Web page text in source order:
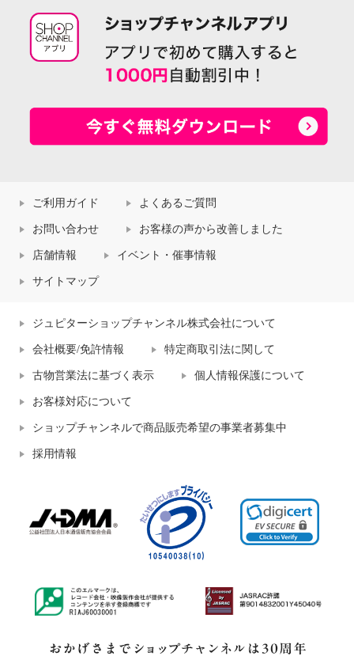
ご利用ガイド よくあるご質問
お問い合わせ お客様の声から改善しました
店舗情報 イベント・催事情報
サイトマップ
ジュピターショップチャンネル株式会社について
会社概要/免許情報 特定商取引法に関して
古物営業法に基づく表示 個人情報保護について
お客様対応について
ショップチャンネルで商品販売希望の事業者募集中
採用情報